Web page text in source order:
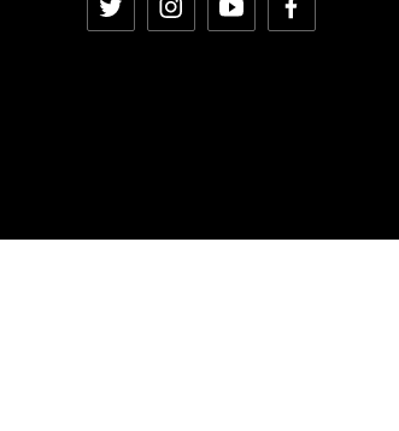
Twitter InstagramYouTubeFacebook